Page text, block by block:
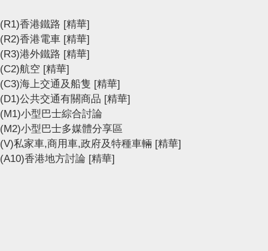
(R1)香港鐵路 [精華]
(R2)香港電車 [精華]
(R3)港外鐵路 [精華]
(C2)航空 [精華]
(C3)海上交通及船隻 [精華]
(D1)公共交通有關商品 [精華]
(M1)小型巴士綜合討論
(M2)小型巴士多媒體分享區
(V)私家車,商用車,政府及特種車輛 [精華]
(A10)香港地方討論 [精華]